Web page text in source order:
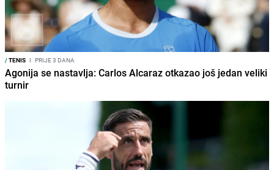
/TENIS I PRIJE 3 DANA
Agonija se nastavlja: Carlos Alcaraz otkazao još jedan veliki
turnir